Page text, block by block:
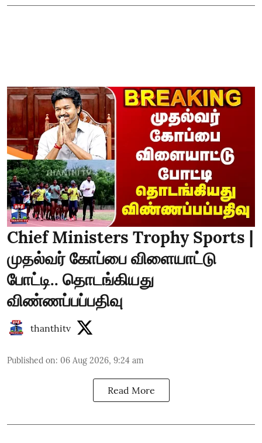
Chief Ministers Trophy Sports |
முதல்வர் கோப்பை விளையாட்டு
போட்டி.. தொடங்கியது
விண்ணப்பப்பதிவு
thanthitv
Published on: 06 Aug 2026, 9:24 am
Read More